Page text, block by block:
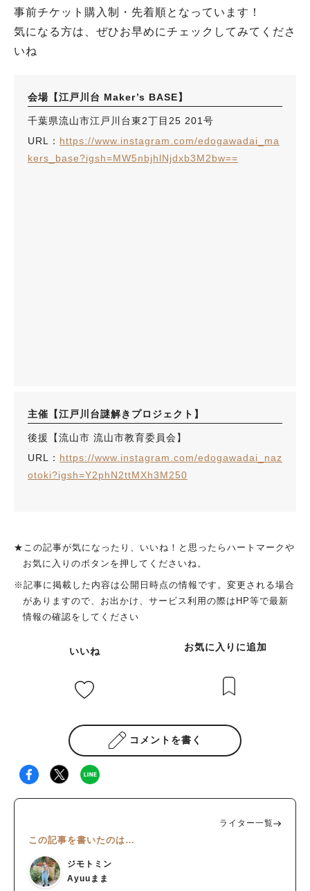
事前チケット購入制・先着順となっています！
気になる方は、ぜひお早めにチェックしてみてくださ
いね
会場【江戸川台 Maker’s BASE】
千葉県流山市江戸川台東2丁目25 201号
URL： https://www.instagram.com/edogawadai_ma
kers_base?igsh=MW5nbjhlNjdxb3M2bw==
主催【江戸川台謎解きプロジェクト】
後援【流山市 流山市教育委員会】
URL： https://www.instagram.com/edogawadai_naz
otoki?igsh=Y2phN2ttMXh3M250
★この記事が気になったり、いいね！と思ったらハートマークや
お気に入りのボタンを押してくださいね。
※記事に掲載した内容は公開日時点の情報です。変更される場合
がありますので、お出かけ、サービス利用の際はHP等で最新
情報の確認をしてください
いいね お気に入りに追加
コメントを書く
ライター一覧
この記事を書いたのは…
ジモトミン
Ayuuまま